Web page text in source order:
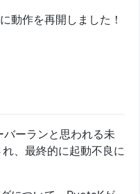
動作を再開しました！
ーランと思われる未
、最終的に起動不良に